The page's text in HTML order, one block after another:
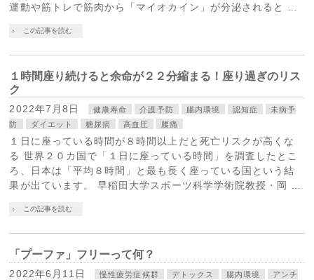
運動や筋トレで筋肉から「マイオカイン」が分泌されると …
この記事を読む
１時間座り続けると余命が２２分縮まる！座り過ぎのリス
ク
2022年7月8日 健康寿命 介護予防 腸内環境 認知症
未病予
防
ダイエット 糖尿病 高血圧 腰痛
１日に座っている時間が８時間以上だと死亡リスクが高くな
る 世界２０カ国で「１日に座っている時間」を調査したとこ
ろ、日本は「平均８時間」と最も長く座っている国という結
果が出ています。 早稲田大学スポーツ科学学術院教授・岡 …
この記事を読む
「プーファ」フリーって何？
2022年6月11日 慢性疲労症候群 デトックス 腸内環境
アンチ